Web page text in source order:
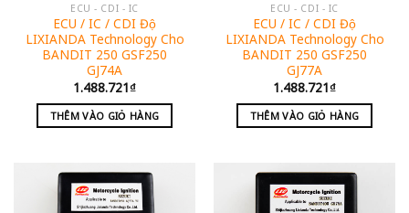
ECU - CDI - IC
ECU / IC / CDI Độ
LIXIANDA Technology Cho
BANDIT 250 GSF250
GJ74A
1.488.721₫
THÊM VÀO GIỎ HÀNG
ECU - CDI - IC
ECU / IC / CDI Độ
LIXIANDA Technology Cho
BANDIT 250 GSF250
GJ77A
1.488.721₫
THÊM VÀO GIỎ HÀNG